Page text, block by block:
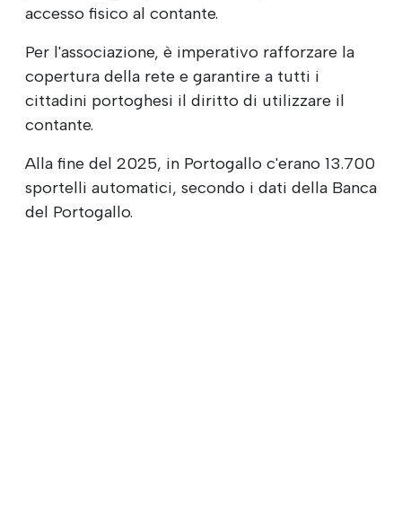
accesso fisico al contante.
Per l'associazione, è imperativo rafforzare la
copertura della rete e garantire a tutti i
cittadini portoghesi il diritto di utilizzare il
contante.
Alla fine del 2025, in Portogallo c'erano 13.700
sportelli automatici, secondo i dati della Banca
del Portogallo.